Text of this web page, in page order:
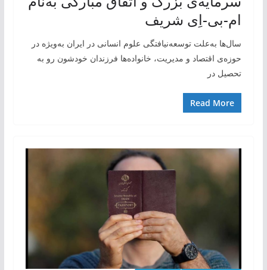
ام-بی-اِی شریف
سال‌ها به‌علت توسعه‌نیافتگی علوم انسانی در ایران به‌ویژه در
حوزه‌ی اقتصاد و مدیریت، خانواده‌ها فرزندان خودشون رو به
تحصیل در
Read More